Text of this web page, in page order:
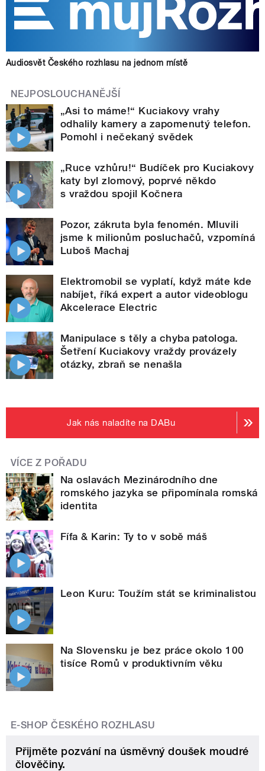
Audiosvět Českého rozhlasu na jednom místě
NEJPOSLOUCHANĚJŠÍ
„Asi to máme!“ Kuciakovy vrahy
odhalily kamery a zapomenutý telefon.
Pomohl i nečekaný svědek
„Ruce vzhůru!“ Budíček pro Kuciakovy
katy byl zlomový, poprvé někdo
s vraždou spojil Kočnera
Pozor, zákruta byla fenomén. Mluvili
jsme k milionům posluchačů, vzpomíná
Luboš Machaj
Elektromobil se vyplatí, když máte kde
nabíjet, říká expert a autor videoblogu
Akcelerace Electric
Manipulace s těly a chyba patologa.
Šetření Kuciakovy vraždy provázely
otázky, zbraň se nenašla
Jak nás naladíte na DABu
VÍCE Z POŘADU
Na oslavách Mezinárodního dne
romského jazyka se připomínala romská
identita
Fífa & Karin: Ty to v sobě máš
Leon Kuru: Toužím stát se kriminalistou
Na Slovensku je bez práce okolo 100
tisíce Romů v produktivním věku
E-SHOP ČESKÉHO ROZHLASU
Přijměte pozvání na úsměvný doušek moudré
člověčiny.